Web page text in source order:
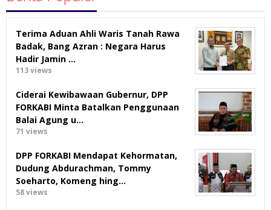
Terima Aduan Ahli Waris Tanah Rawa
Badak, Bang Azran : Negara Harus
Hadir Jamin …
113 views
Ciderai Kewibawaan Gubernur, DPP
FORKABI Minta Batalkan Penggunaan
Balai Agung u…
71 views
DPP FORKABI Mendapat Kehormatan,
Dudung Abdurachman, Tommy
Soeharto, Komeng hing…
58 views